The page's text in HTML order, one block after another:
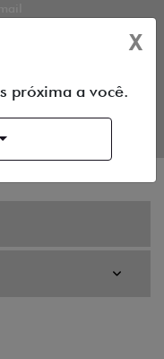
e concordo em receberX
próxima a você.